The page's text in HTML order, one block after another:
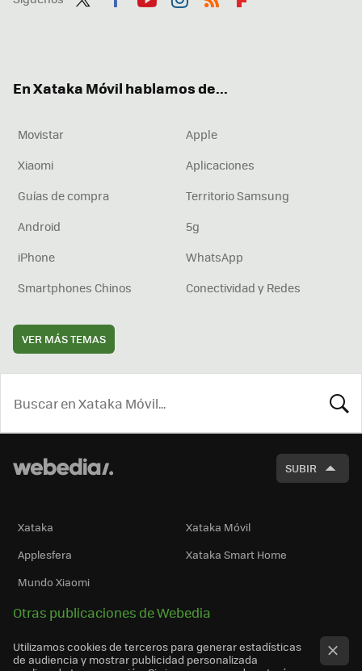
En Xataka Móvil hablamos de...
Movistar
Apple
Xiaomi
Aplicaciones
Guías de compra
Territorio Samsung
Android
5g
iPhone
WhatsApp
Smartphones Chinos
Conectividad y Redes
VER MÁS TEMAS
SUBIR
Xataka
Xataka Móvil
Applesfera
Xataka Smart Home
Mundo Xiaomi
Otras publicaciones de Webedia
Utilizamos cookies de terceros para generar estadísticas
de audiencia y mostrar publicidad personalizada